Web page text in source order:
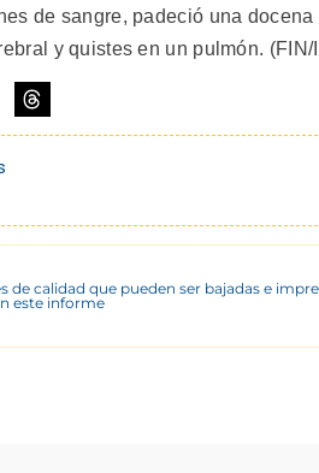
de sangre, padeció una
y quistes en un pulmón.
de calidad que pueden ser bajadas e
este informe